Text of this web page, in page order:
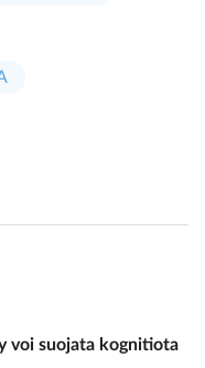
voi suojata kognitiota